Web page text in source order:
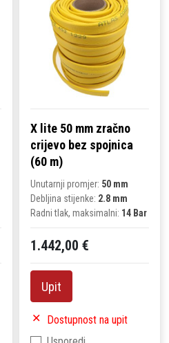
X lite 50 mm zračno
crijevo bez spojnica
(60 m)
Unutarnji promjer: 50 mm
Debljina stijenke: 2.8 mm
Radni tlak, maksimalni: 14 Bar
1.442,00 €
Upit
Dostupnost na upit